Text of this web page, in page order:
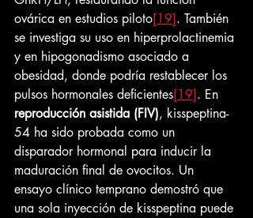
ovárica en estudios piloto[19]. También
se investiga su uso en hiperprolactinemia
y en hipogonadismo asociado a
obesidad, donde podría restablecer los
pulsos hormonales deficientes[19]. En
reproducción asistida (FIV), kisspeptina-
54 ha sido probada como un
disparador hormonal para inducir la
maduración final de ovocitos. Un
ensayo clínico temprano demostró que
una sola inyección de kisspeptina puede